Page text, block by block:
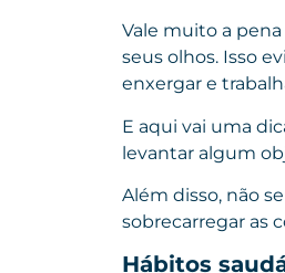
Vale muito a
seus olhos. Isso
enxergar e
E aqui vai uma
levantar algum
Além disso, não
sobrecarregar as
Hábitos